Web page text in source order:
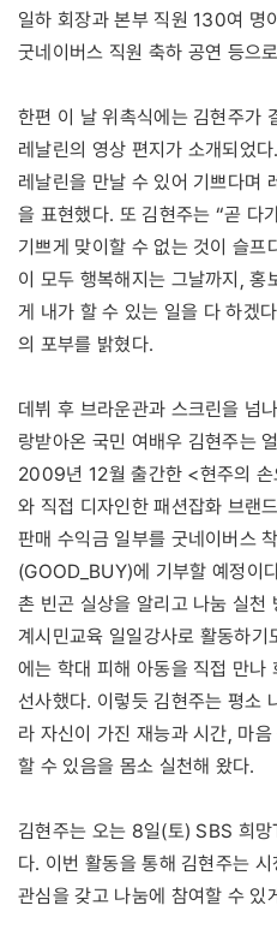
일하 회장과 본부 직원 130여 명
굿네이버스 직원 축하 공연 등으
한편 이 날 위촉식에는 김현주가
레날린의 영상 편지가 소개되었
레날린을 만날 수 있어 기쁘다며
을 표현했다. 또 김현주는 “곧 다
기쁘게 맞이할 수 없는 것이 슬프
이 모두 행복해지는 그날까지, 홍
게 내가 할 수 있는 일을 다 하겠
의 포부를 밝혔다.
데뷔 후 브라운관과 스크린을 넘
랑받아온 국민 여배우 김현주는
2009년 12월 출간한 <현주의
와 직접 디자인한 패션잡화 브랜
판매 수익금 일부를 굿네이버스
(GOOD_BUY)에 기부할 예정이
촌 빈곤 실상을 알리고 나눔 실천
계시민교육 일일강사로 활동하
에는 학대 피해 아동을 직접 만나
선사했다. 이렇듯 김현주는 평소
라 자신이 가진 재능과 시간, 마
할 수 있음을 몸소 실천해 왔다.
김현주는 오는 8일(토) SBS 희
다. 이번 활동을 통해 김현주는
관심을 갖고 나눔에 참여할 수 있